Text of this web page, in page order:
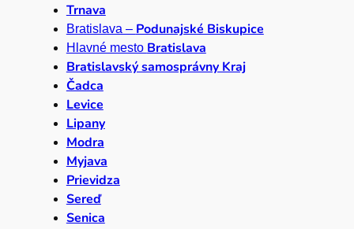
Trnava
Bratislava – Podunajské Biskupice
Hlavné mesto Bratislava
Bratislavský samosprávny Kraj
Čadca
Levice
Lipany
Modra
Myjava
Prievidza
Sereď
Senica